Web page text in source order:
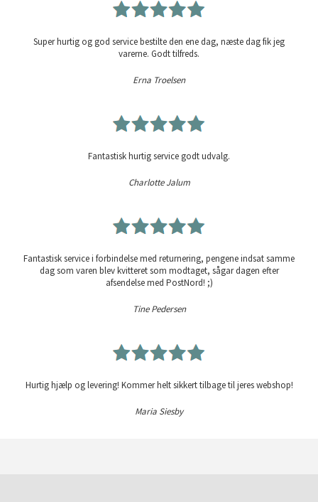
Super hurtig og god service bestilte den ene dag, næste dag fik jeg
varerne. Godt tilfreds.
Erna Troelsen
Fantastisk hurtig service godt udvalg.
Charlotte Jalum
Fantastisk service i forbindelse med returnering, pengene indsat samme
dag som varen blev kvitteret som modtaget, sågar dagen efter
afsendelse med PostNord! ;)
Tine Pedersen
Hurtig hjælp og levering! Kommer helt sikkert tilbage til jeres webshop!
Maria Siesby